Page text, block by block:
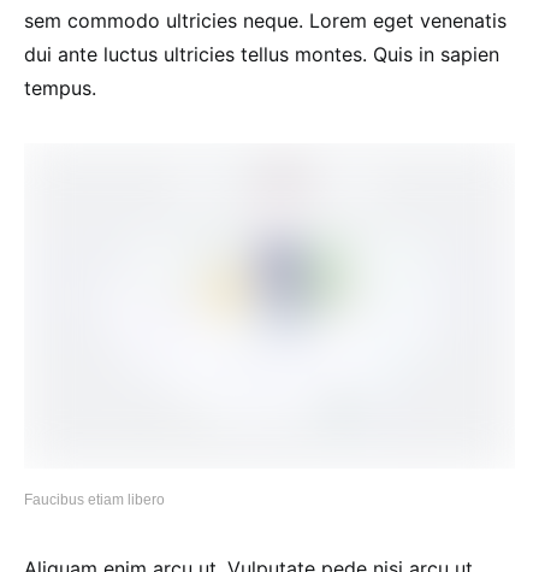
sem commodo ultricies neque. Lorem eget venenatis
dui ante luctus ultricies tellus montes. Quis in sapien
tempus.
Faucibus etiam libero